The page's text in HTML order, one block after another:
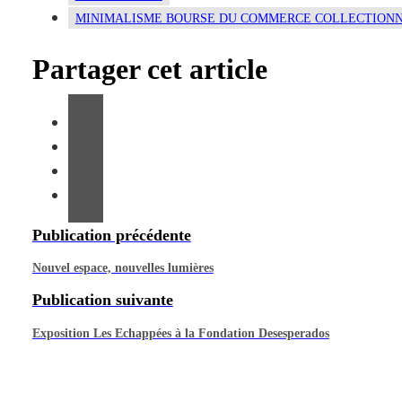
MINIMALISME BOURSE DU COMMERCE
Partager cet article
Publication précédente
Nouvel espace, nouvelles lumières
Publication suivante
Exposition Les Echappées à la Fondation Desesperados